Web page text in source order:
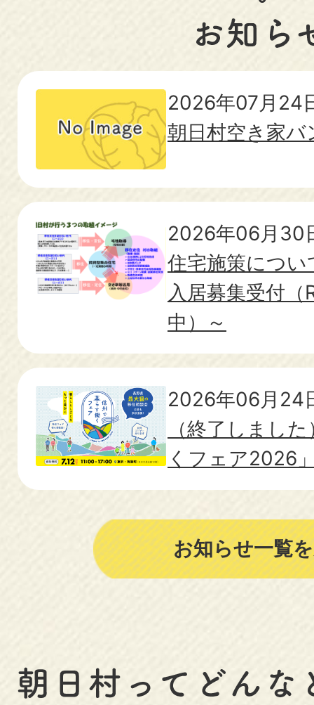
2026年07月24
朝日村空き家バ
2026年06月30
住宅施策につい
入居募集受付（
中）～
2026年06月24
（終了しまし
くフェア2026
お知らせ一覧
朝